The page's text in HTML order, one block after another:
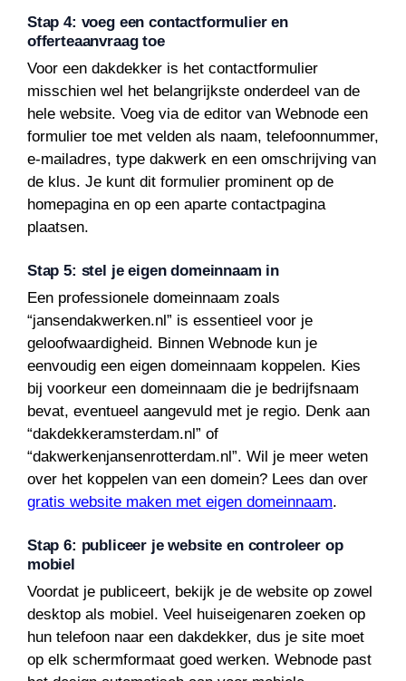
Stap 4: voeg een contactformulier en
offerteaanvraag toe
Voor een dakdekker is het contactformulier
misschien wel het belangrijkste onderdeel van de
hele website. Voeg via de editor van Webnode een
formulier toe met velden als naam, telefoonnummer,
e-mailadres, type dakwerk en een omschrijving van
de klus. Je kunt dit formulier prominent op de
homepagina en op een aparte contactpagina
plaatsen.
Stap 5: stel je eigen domeinnaam in
Een professionele domeinnaam zoals
“jansendakwerken.nl” is essentieel voor je
geloofwaardigheid. Binnen Webnode kun je
eenvoudig een eigen domeinnaam koppelen. Kies
bij voorkeur een domeinnaam die je bedrijfsnaam
bevat, eventueel aangevuld met je regio. Denk aan
“dakdekkeramsterdam.nl” of
“dakwerkenjansenrotterdam.nl”. Wil je meer weten
over het koppelen van een domein? Lees dan over
gratis website maken met eigen domeinnaam.
Stap 6: publiceer je website en controleer op
mobiel
Voordat je publiceert, bekijk je de website op zowel
desktop als mobiel. Veel huiseigenaren zoeken op
hun telefoon naar een dakdekker, dus je site moet
op elk schermformaat goed werken. Webnode past